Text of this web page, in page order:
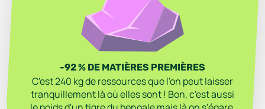
-92 % DE MATIÈRES PREMIÈRES
C'est 240 kg de ressources que l'on peut laisser
tranquillement là où elles sont ! Bon, c'est aussi